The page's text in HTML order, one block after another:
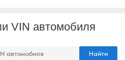
VIN автомобиля
Найти